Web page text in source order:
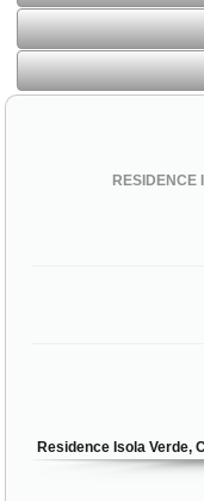
RESIDENCE
Residence Isola Verde,